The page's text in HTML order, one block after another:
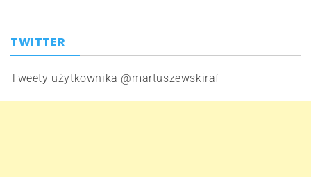
TWITTER
Tweety użytkownika @martuszewskiraf